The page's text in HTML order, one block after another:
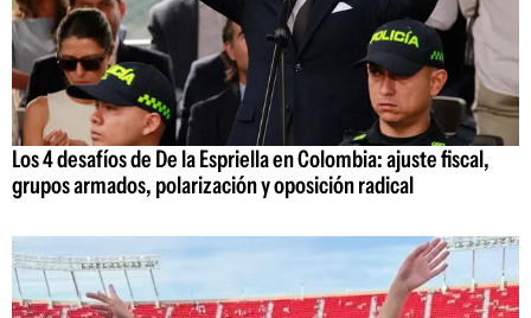
Los 4 desafíos de De la Espriella en Colombia: ajuste fiscal,
grupos armados, polarización y oposición radical